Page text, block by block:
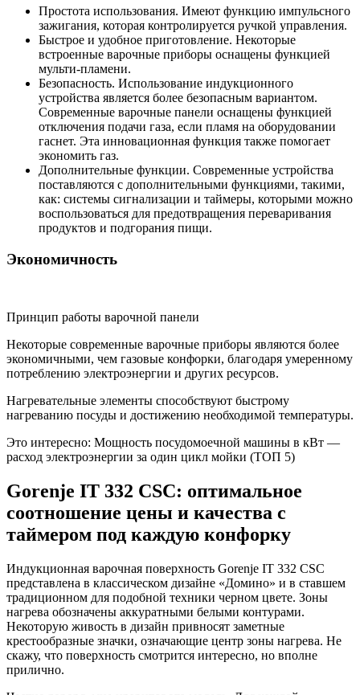
Простота использования. Имеют функцию импульсного
зажигания, которая контролируется ручкой управления.
Быстрое и удобное приготовление. Некоторые
встроенные варочные приборы оснащены функцией
мульти-пламени.
Безопасность. Использование индукционного
устройства является более безопасным вариантом.
Современные варочные панели оснащены функцией
отключения подачи газа, если пламя на оборудовании
гаснет. Эта инновационная функция также помогает
экономить газ.
Дополнительные функции. Современные устройства
поставляются с дополнительными функциями, такими,
как: системы сигнализации и таймеры, которыми можно
воспользоваться для предотвращения переваривания
продуктов и подгорания пищи.
Экономичность
Принцип работы варочной панели
Некоторые современные варочные приборы являются более
экономичными, чем газовые конфорки, благодаря умеренному
потреблению электроэнергии и других ресурсов.
Нагревательные элементы способствуют быстрому
нагреванию посуды и достижению необходимой температуры.
Это интересно: Мощность посудомоечной машины в кВт —
расход электроэнергии за один цикл мойки (ТОП 5)
Gorenje IT 332 CSC: оптимальное
соотношение цены и качества с
таймером под каждую конфорку
Индукционная варочная поверхность Gorenje IT 332 CSC
представлена в классическом дизайне «Домино» и в ставшем
традиционном для подобной техники черном цвете. Зоны
нагрева обозначены аккуратными белыми контурами.
Некоторую живость в дизайн привносят заметные
крестообразные значки, означающие центр зоны нагрева. Не
скажу, что поверхность смотрится интересно, но вполне
прилично.